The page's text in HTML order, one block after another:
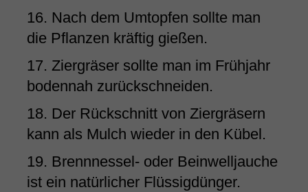
16. Nach dem Umtopfen sollte man
die Pflanzen kräftig gießen.
17. Ziergräser sollte man im Frühjahr
bodennah zurückschneiden.
18. Der Rückschnitt von Ziergräsern
kann als Mulch wieder in den Kübel.
19. Brennnessel- oder Beinwelljauche
ist ein natürlicher Flüssigdünger.